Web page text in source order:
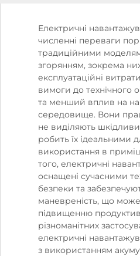
Електричні
численні переваги
традиційними
згорянням, зокрема
експлуатаційні
вимоги до технічного
та менший вплив на
середовище. Вони
не виділяють
робить їх ідеальними
використання в
того, електричні
оснащені сучасними
безпеки та
маневреність, що
підвищенню
різноманітних
електричні
з використанням